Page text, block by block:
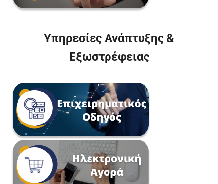
Υπηρεσίες Ανάπτυξης &
Εξωστρέφειας